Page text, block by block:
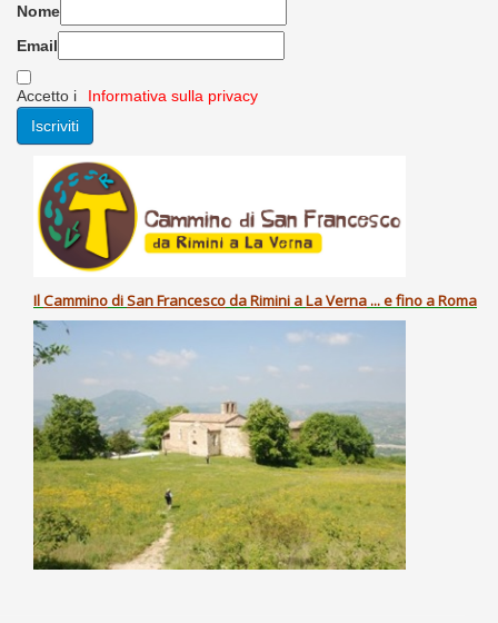
Nome
Email
Accetto i Informativa sulla privacy
IlCamminodiSan FrancescodaRimini aLa Verna... e fino a Roma